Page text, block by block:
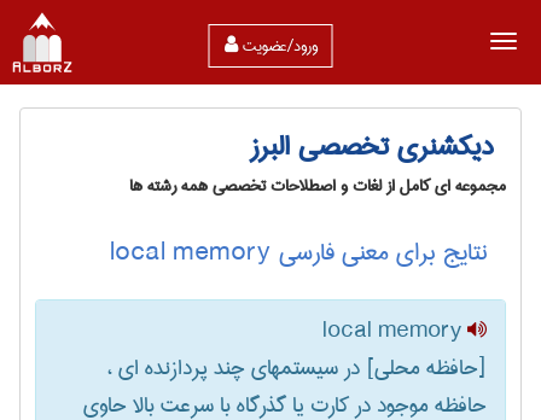
ورود/عضویت
دیکشنری تخصصی البرز
مجموعه ای کامل از لغات و اصطلاحات تخصصی همه رشته ها
نتایج برای معنی فارسی local memory
local memory
[حافظه محلی] در سیستمهای چند پردازنده ای ،
حافظه موجود در کارت یا گذرگاه با سرعت بالا حاوی